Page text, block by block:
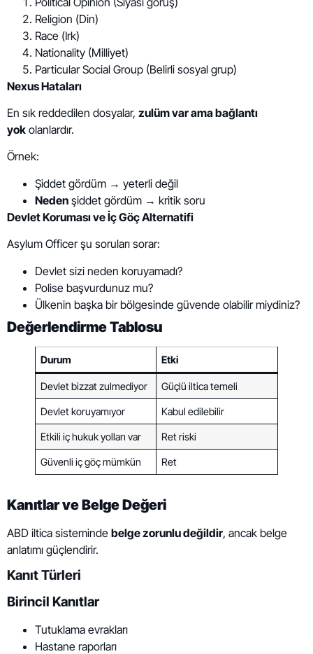
Religion (Din)
Race (Irk)
Nationality (Milliyet)
Particular Social Group (Belirli sosyal grup)
Nexus Hataları
En sık reddedilen dosyalar, zulüm var ama bağlantı
yok olanlardır.
Örnek:
Şiddet gördüm → yeterli değil
Neden şiddet gördüm → kritik soru
Devlet Koruması ve İç Göç Alternatifi
Asylum Officer şu soruları sorar:
Devlet sizi neden koruyamadı?
Polise başvurdunuz mu?
Ülkenin başka bir bölgesinde güvende olabilir miydiniz?
Değerlendirme Tablosu
Durum Etki
Devlet bizzat zulmediyor Güçlü iltica temeli
Devlet koruyamıyor Kabul edilebilir
Etkili iç hukuk yolları var Ret riski
Güvenli iç göç mümkün Ret
Kanıtlar ve Belge Değeri
ABD iltica sisteminde belge zorunlu değildir, ancak belge
anlatımı güçlendirir.
Kanıt Türleri
Birincil Kanıtlar
Tutuklama evrakları
Hastane raporları